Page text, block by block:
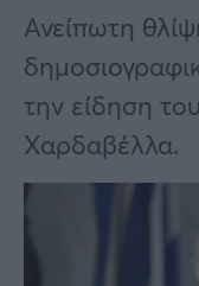
ΕΣΠΑ
Lifestyle
Αθλητικά
Υγεία
Γυναίκα
Καιρός
Ανείπωτη
την είδηση
Χαρδαβέλλα.